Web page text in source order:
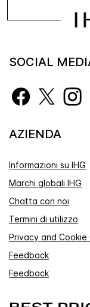
SOCIAL
AZIENDA
Informazioni su IHG
Marchi globali IHG
Chatta con noi
Termini di utilizzo
Privacy and Cookie
Feedback
Feedback